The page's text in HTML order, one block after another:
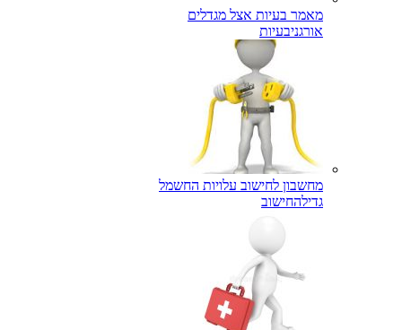
מאמר בעיות אצל מגדלים
אורגניבעיות
מחשבון לחישוב עלויות החשמל
גדילהחישוב